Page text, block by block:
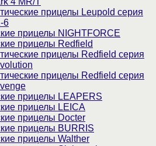
прицелы Leupold серия
6
прицелы NIGHTFORCE
прицелы Redfield
прицелы Redfield серия
прицелы Redfield серия
прицелы LEAPERS
прицелы LEICA
прицелы Docter
прицелы BURRIS
прицелы Walther